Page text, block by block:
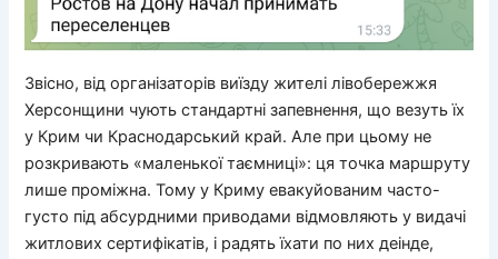
Звісно, від організаторів виїзду жителі лівобережжя
Херсонщини чують стандартні запевнення, що везуть їх
у Крим чи Краснодарський край. Але при цьому не
розкривають «маленької таємниці»: ця точка маршруту
лише проміжна. Тому у Криму евакуйованим часто-
густо під абсурдними приводами відмовляють у видачі
житлових сертифікатів, і радять їхати по них деінде,